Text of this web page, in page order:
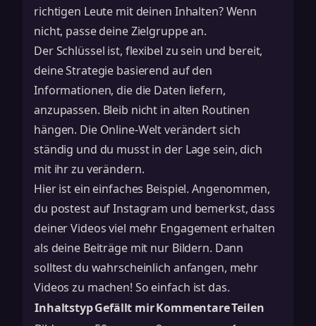
richtigen Leute mit deinen Inhalten? Wenn
nicht, passe deine Zielgruppe an.
Der Schlüssel ist, flexibel zu sein und bereit,
deine Strategie basierend auf den
Informationen, die die Daten liefern,
anzupassen. Bleib nicht in alten Routinen
hängen. Die Online-Welt verändert sich
ständig und du musst in der Lage sein, dich
mit ihr zu verändern.
Hier ist ein einfaches Beispiel. Angenommen,
du postest auf Instagram und bemerkst, dass
deiner Videos viel mehr Engagement erhalten
als deine Beiträge mit nur Bildern. Dann
solltest du wahrscheinlich anfangen, mehr
Videos zu machen! So einfach ist das.
InhaltstypGefällt mirKommentareTeilen